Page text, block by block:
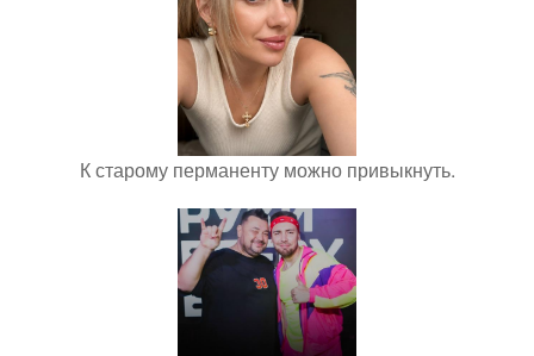
К старому перманенту можно привыкнуть.